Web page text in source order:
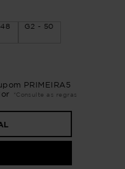
G2 - 50
PRIMEIRA5
*Consulte as regras